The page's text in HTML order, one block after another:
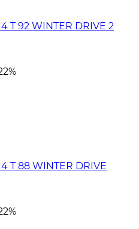
T 92 WINTER DRIVE 2
T 88 WINTER DRIVE